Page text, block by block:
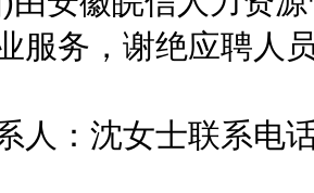
服务，谢绝应聘人
：沈女士联系电